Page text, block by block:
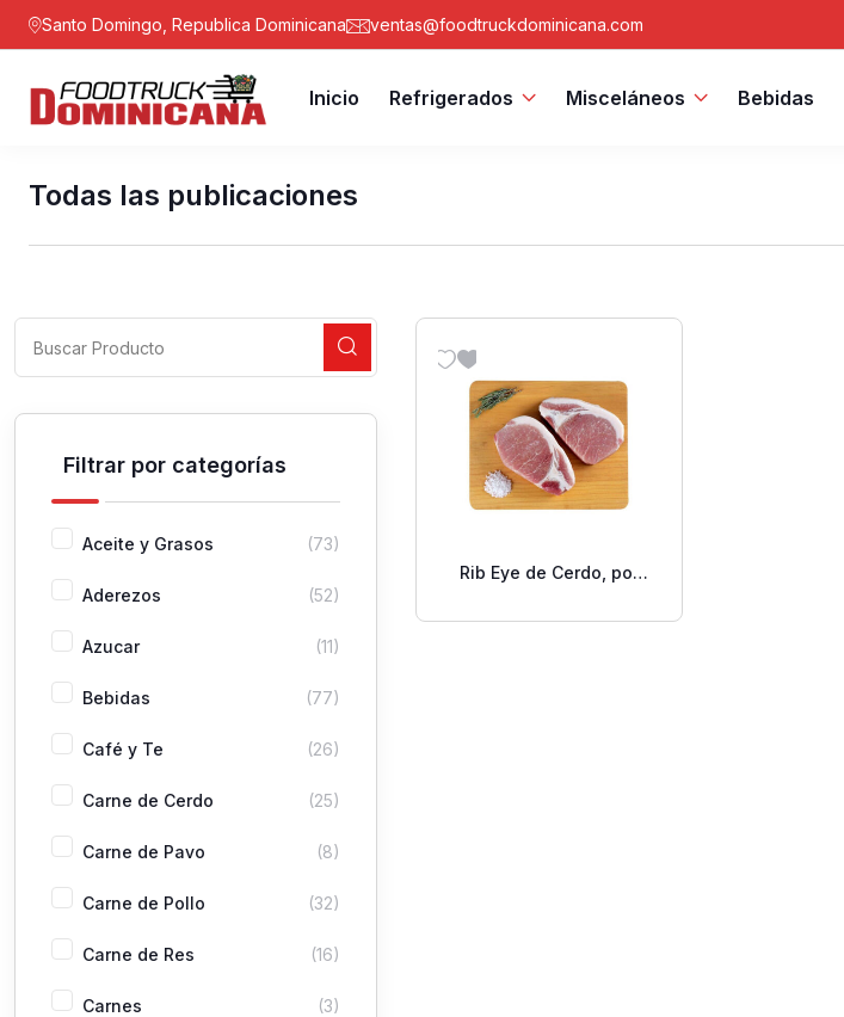
Santo Domingo, Republica Dominicana ventas@foodtruckdominicana.com
Inicio Refrigerados Misceláneos Bebidas
Todas las publicaciones
Filtrar por categorías
Aceite y Grasos (73)
Aderezos (52)
Azucar (11)
Bebidas (77)
Café y Te (26)
Carne de Cerdo (25)
Carne de Pavo (8)
Carne de Pollo (32)
Carne de Res (16)
Carnes (3)
Rib Eye de Cerdo, por